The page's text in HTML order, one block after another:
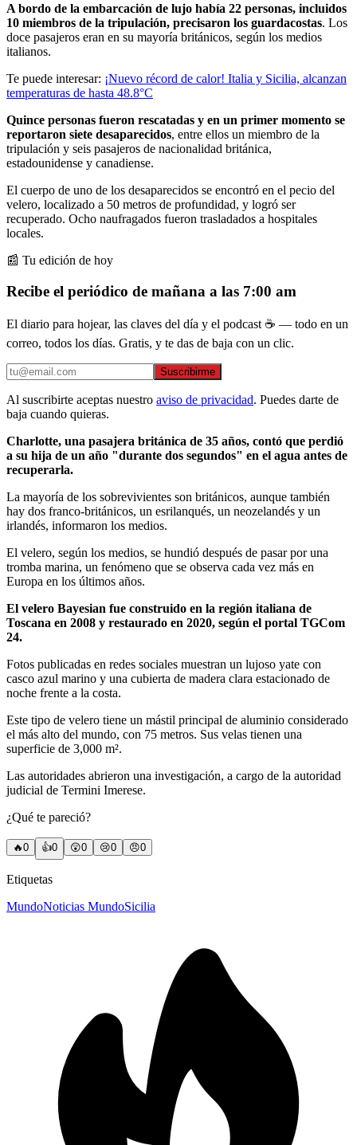
A bordo de la embarcación de lujo había 22 personas, incluidos
10 miembros de la tripulación, precisaron los guardacostas. Los
doce pasajeros eran en su mayoría británicos, según los medios
italianos.
Te puede interesar: ¡Nuevo récord de calor! Italia y Sicilia, alcanzan
temperaturas de hasta 48.8°C
Quince personas fueron rescatadas y en un primer momento se
reportaron siete desaparecidos, entre ellos un miembro de la
tripulación y seis pasajeros de nacionalidad británica,
estadounidense y canadiense.
El cuerpo de uno de los desaparecidos se encontró en el pecio del
velero, localizado a 50 metros de profundidad, y logró ser
recuperado. Ocho naufragados fueron trasladados a hospitales
locales.
📰 Tu edición de hoy
Recibe el periódico de mañana a las 7:00 am
El diario para hojear, las claves del día y el podcast ☕ — todo en un
correo, todos los días. Gratis, y te das de baja con un clic.
Suscribirme
Al suscribirte aceptas nuestro aviso de privacidad. Puedes darte de
baja cuando quieras.
Charlotte, una pasajera británica de 35 años, contó que perdió
a su hija de un año "durante dos segundos" en el agua antes de
recuperarla.
La mayoría de los sobrevivientes son británicos, aunque también
hay dos franco-británicos, un esrilanqués, un neozelandés y un
irlandés, informaron los medios.
El velero, según los medios, se hundió después de pasar por una
tromba marina, un fenómeno que se observa cada vez más en
Europa en los últimos años.
El velero Bayesian fue construido en la región italiana de
Toscana en 2008 y restaurado en 2020, según el portal TGCom
24.
Fotos publicadas en redes sociales muestran un lujoso yate con
casco azul marino y una cubierta de madera clara estacionado de
noche frente a la costa.
Este tipo de velero tiene un mástil principal de aluminio considerado
el más alto del mundo, con 75 metros. Sus velas tienen una
superficie de 3,000 m².
Las autoridades abrieron una investigación, a cargo de la autoridad
judicial de Termini Imerese.
¿Qué te pareció?
🔥0 👍0 😲0 😢0 😠0
Etiquetas
MundoNoticias MundoSicilia